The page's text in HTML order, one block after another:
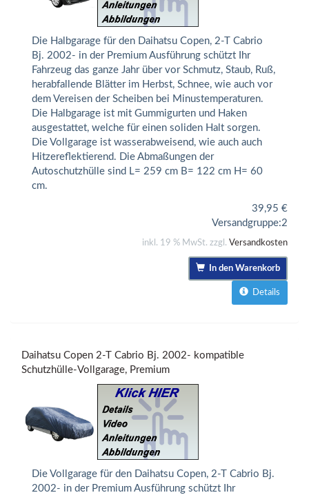
Die Halbgarage für den Daihatsu Copen, 2-T Cabrio
Bj. 2002- in der Premium Ausführung schützt Ihr
Fahrzeug das ganze Jahr über vor Schmutz, Staub, Ruß,
herabfallende Blätter im Herbst, Schnee, wie auch vor
dem Vereisen der Scheiben bei Minustemperaturen.
Die Halbgarage ist mit Gummigurten und Haken
ausgestattet, welche für einen soliden Halt sorgen.
Die Vollgarage ist wasserabweisend, wie auch auch
Hitzereflektierend. Die Abmaßungen der
Autoschutzhülle sind L= 259 cm B= 122 cm H= 60
cm.
39,95 €
Versandgruppe:2
inkl. 19 % MwSt. zzgl. Versandkosten
In den Warenkorb
Details
Daihatsu Copen 2-T Cabrio Bj. 2002- kompatible
Schutzhülle-Vollgarage, Premium
Die Vollgarage für den Daihatsu Copen, 2-T Cabrio Bj.
2002- in der Premium Ausführung schützt Ihr